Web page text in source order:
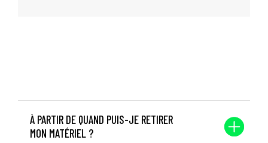
À PARTIR DE QUAND PUIS-JE RETIRER
MON MATÉRIEL ?